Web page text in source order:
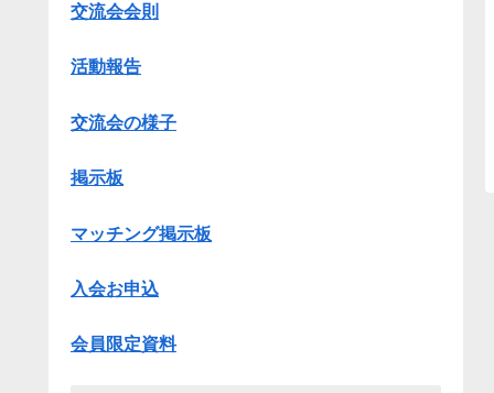
交流会会則
活動報告
交流会の様子
掲示板
マッチング掲示板
入会お申込
会員限定資料